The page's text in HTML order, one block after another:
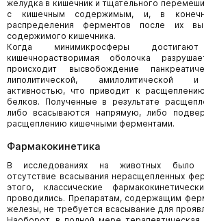
желудка в кишечник и тщательного
с кишечным содержимым, и, в
распределения ферментов после их
содержимого кишечника.
Когда минимикросферы
кишечнорастворимая оболочка
происходит высвобождение
липолитической, амилолитической и
активностью, что приводит к
белков. Полученные в результате
либо всасываются напрямую, либо
расщеплению кишечными ферментами.
Фармакокинетика
В исследованиях на животных было
отсутствие всасывания нерасщепленных
этого, классические
проводились. Препаратам, содержащим
железы, не требуется всасывание для